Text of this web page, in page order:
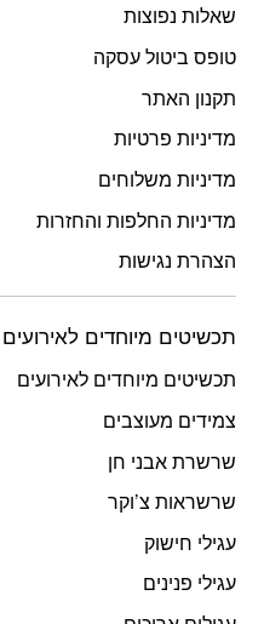
שאלות נפוצות
טופס ביטול עסקה
תקנון האתר
מדיניות פרטיות
מדיניות משלוחים
מדיניות החלפות והחזרות
הצהרת נגישות
תכשיטים מיוחדים לאירועים
תכשיטים מיוחדים לאירועים
צמידים מעוצבים
שרשרת אבני חן
שרשראות צ’וקר
עגילי חישוק
עגילי פנינים